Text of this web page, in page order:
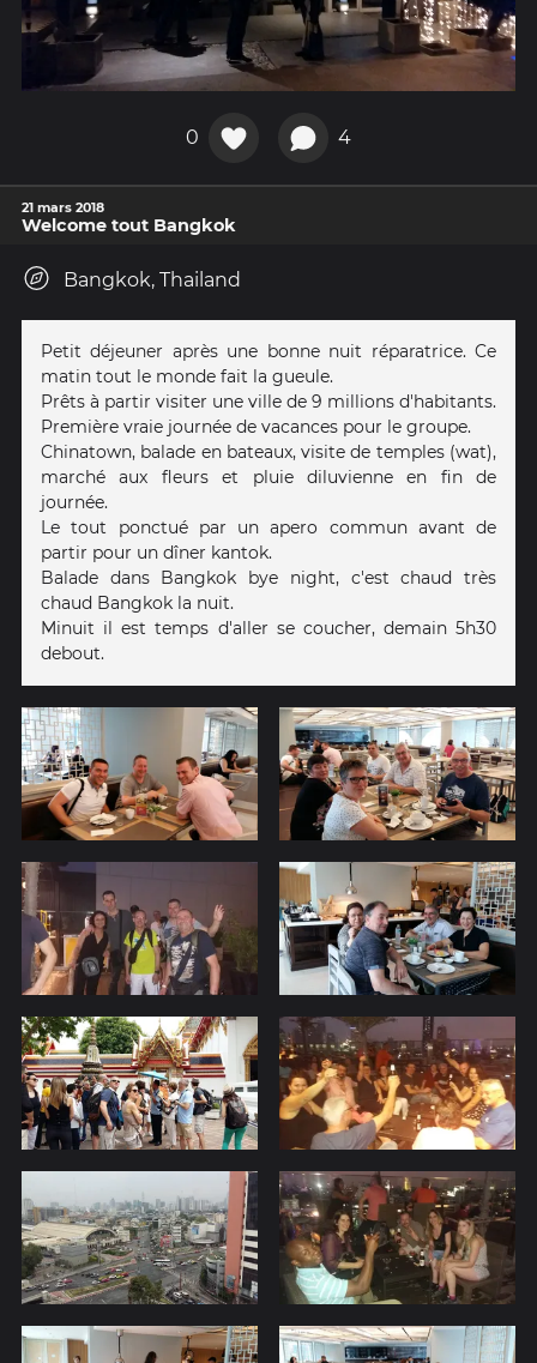
0 4
21 mars 2018
Welcome tout Bangkok
Bangkok, Thailand
Petit déjeuner après une bonne nuit réparatrice. Ce
matin tout le monde fait la gueule.
Prêts à partir visiter une ville de 9 millions d'habitants.
Première vraie journée de vacances pour le groupe.
Chinatown, balade en bateaux, visite de temples (wat),
marché aux fleurs et pluie diluvienne en fin de
journée.
Le tout ponctué par un apero commun avant de
partir pour un dîner kantok.
Balade dans Bangkok bye night, c'est chaud très
chaud Bangkok la nuit.
Minuit il est temps d'aller se coucher, demain 5h30
debout.